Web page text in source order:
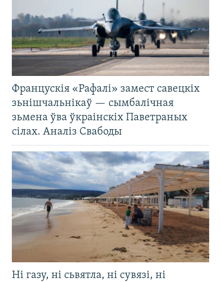
Францускія «Рафалі» замест савецкіх
зьнішчальнікаў — сымбалічная
зьмена ўва ўкраінскіх Паветраных
сілах. Аналіз Свабоды
Ні газу, ні сьвятла, ні сувязі, ні